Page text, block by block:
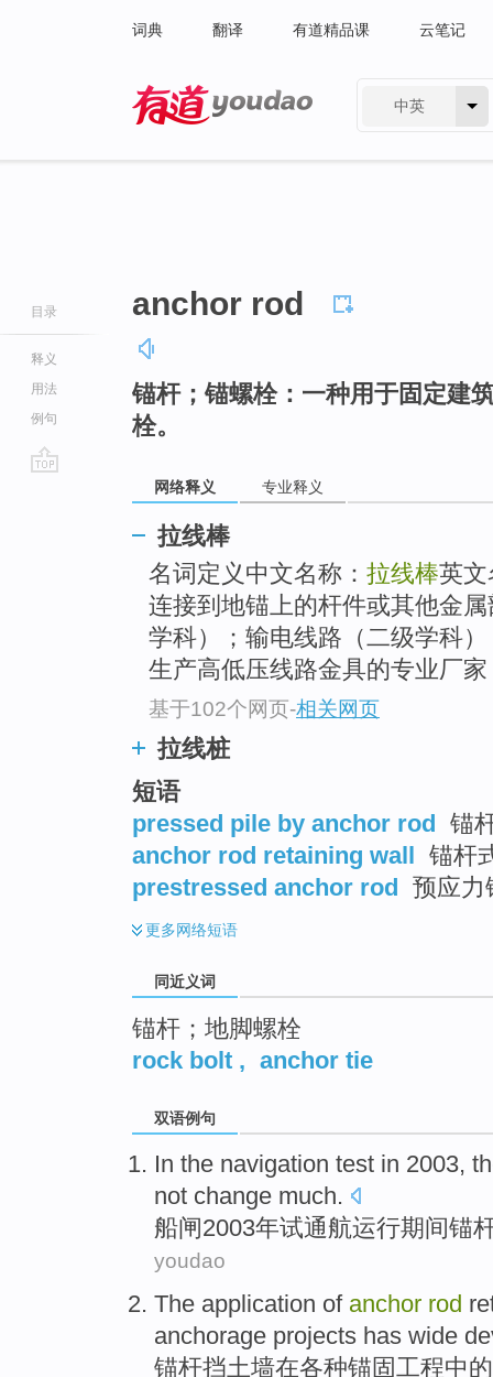
词典 翻译 有道精品课 云笔记
中英
目录
释义
用法
例句
anchor rod
锚杆；锚螺栓：一种用于固定建
栓。
网络释义 专业释义
拉线棒
名词定义中文名称： 拉线棒英
连接到地锚上的杆件或其他金
学科）；输电线路（二级学科
生产高低压线路金具的专业厂家
基于102个网页-相关网页
拉线桩
短语
pressed pile by anchor rod 锚
anchor rod retaining wall 锚杆
prestressed anchor rod 预应力
更多网络短语
同近义词
锚杆；地脚螺栓
rock bolt , anchor tie
双语例句
In the navigation test in 2003,
not change much.
船闸2003年试通航运行期间锚
youdao
The application of anchor rod
anchorage projects has wide
锚杆挡土墙在各种锚固工程中的